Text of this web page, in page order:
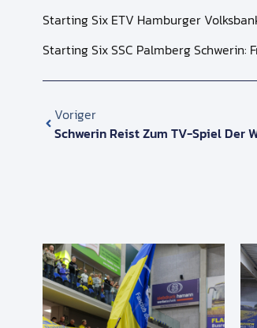
Starting Six ETV Hamburger
Starting Six SSC Palmberg Schwerin:
Voriger
Schwerin Reist Zum TV-Spiel Der